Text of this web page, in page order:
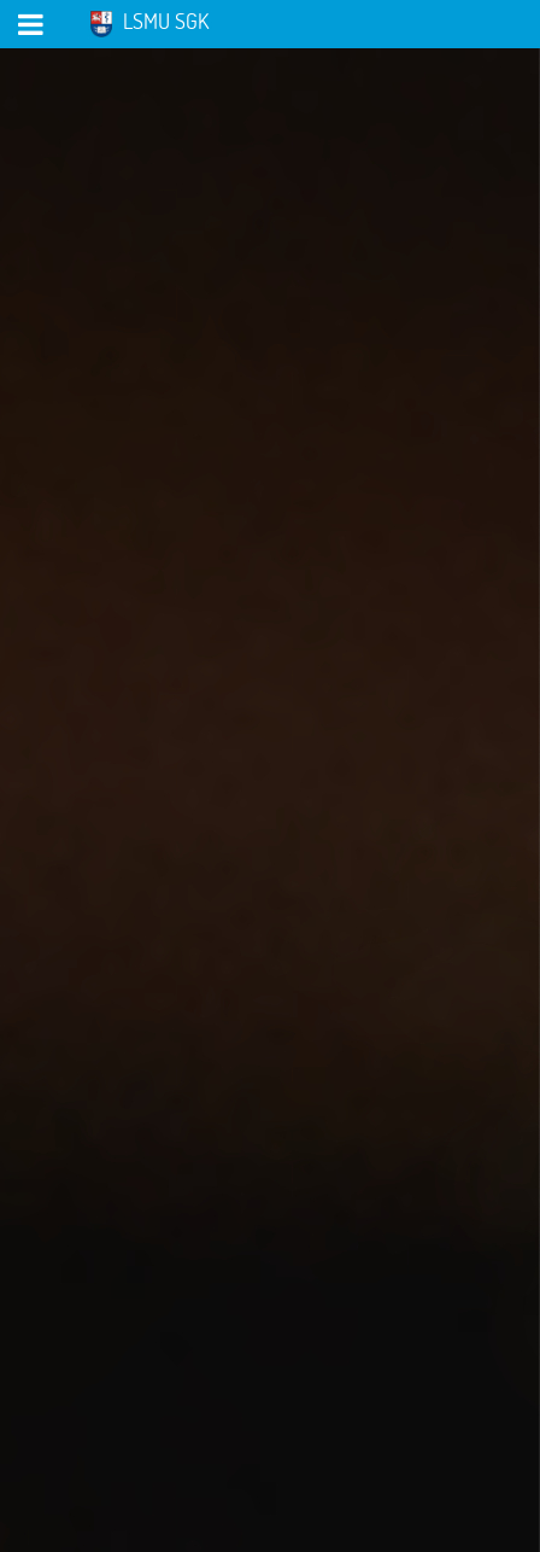
LSMU SGK